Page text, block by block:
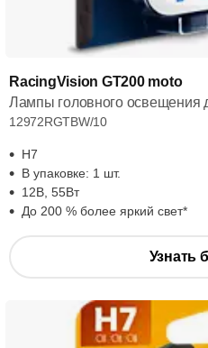
RacingVision GT200 moto
Лампы головного освещения
12972RGTBW/10
H7
В упаковке: 1 шт.
12В, 55Вт
До 200 % более яркий свет*
Узнать